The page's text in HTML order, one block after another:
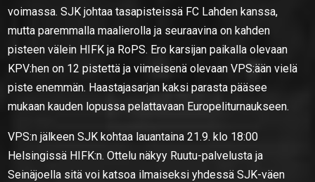
voimassa. SJK johtaa tasapisteissä FC Lahden kanssa,
mutta paremmalla maalierolla ja seuraavina on kahden
pisteen välein HIFK ja RoPS. Ero karsijan paikalla olevaan
KPV:hen on 12 pistettä ja viimeisenä olevaan VPS:ään vielä
piste enemmän. Haastajasarjan kaksi parasta pääsee
mukaan kauden lopussa pelattavaan Europeliturnaukseen.
VPS:n jälkeen SJK kohtaa lauantaina 21.9. klo 18:00
Helsingissä HIFK:n. Ottelu näkyy Ruutu-palvelusta ja
Seinäjoella sitä voi katsoa ilmaiseksi yhdessä SJK-väen